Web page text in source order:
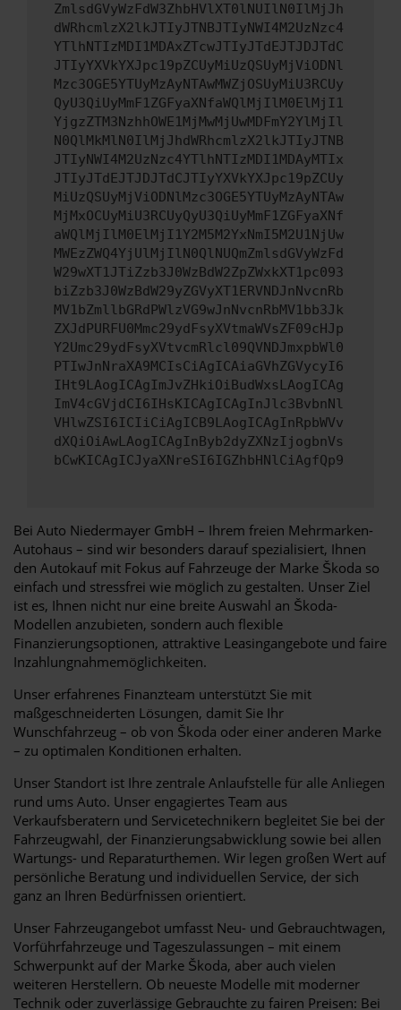
ZmlsdGVyWzFdW3ZhbHVlXT0lNUIlN0IlMjJh
dWRhcmlzX2lkJTIyJTNBJTIyNWI4M2UzNzc4
YTlhNTIzMDI1MDAxZTcwJTIyJTdEJTJDJTdC
JTIyYXVkYXJpc19pZCUyMiUzQSUyMjViODNl
Mzc3OGE5YTUyMzAyNTAwMWZjOSUyMiU3RCUy
QyU3QiUyMmF1ZGFyaXNfaWQlMjIlM0ElMjI1
YjgzZTM3NzhhOWE1MjMwMjUwMDFmY2YlMjIl
N0QlMkMlN0IlMjJhdWRhcmlzX2lkJTIyJTNB
JTIyNWI4M2UzNzc4YTlhNTIzMDI1MDAyMTIx
JTIyJTdEJTJDJTdCJTIyYXVkYXJpc19pZCUy
MiUzQSUyMjViODNlMzc3OGE5YTUyMzAyNTAw
MjMxOCUyMiU3RCUyQyU3QiUyMmF1ZGFyaXNf
aWQlMjIlM0ElMjI1Y2M5M2YxNmI5M2U1NjUw
MWEzZWQ4YjUlMjIlN0QlNUQmZmlsdGVyWzFd
W29wXT1JTiZzb3J0WzBdW2ZpZWxkXT1pc093
biZzb3J0WzBdW29yZGVyXT1ERVNDJnNvcnRb
MV1bZmllbGRdPWlzVG9wJnNvcnRbMV1bb3Jk
ZXJdPURFU0Mmc29ydFsyXVtmaWVsZF09cHJp
Y2Umc29ydFsyXVtvcmRlcl09QVNDJmxpbWl0
PTIwJnNraXA9MCIsCiAgICAiaGVhZGVycyI6
IHt9LAogICAgImJvZHkiOiBudWxsLAogICAg
ImV4cGVjdCI6IHsKICAgICAgInJlc3BvbnNl
VHlwZSI6ICIiCiAgICB9LAogICAgInRpbWVv
dXQiOiAwLAogICAgInByb2dyZXNzIjogbnVs
bCwKICAgICJyaXNreSI6IGZhbHNlCiAgfQp9
Bei Auto Niedermayer GmbH – Ihrem freien Mehrmarken-
Autohaus – sind wir besonders darauf spezialisiert, Ihnen
den Autokauf mit Fokus auf Fahrzeuge der Marke Škoda so
einfach und stressfrei wie möglich zu gestalten. Unser Ziel
ist es, Ihnen nicht nur eine breite Auswahl an Škoda-
Modellen anzubieten, sondern auch flexible
Finanzierungsoptionen, attraktive Leasingangebote und faire
Inzahlungnahmemöglichkeiten.
Unser erfahrenes Finanzteam unterstützt Sie mit
maßgeschneiderten Lösungen, damit Sie Ihr
Wunschfahrzeug – ob von Škoda oder einer anderen Marke
– zu optimalen Konditionen erhalten.
Unser Standort ist Ihre zentrale Anlaufstelle für alle Anliegen
rund ums Auto. Unser engagiertes Team aus
Verkaufsberatern und Servicetechnikern begleitet Sie bei der
Fahrzeugwahl, der Finanzierungsabwicklung sowie bei allen
Wartungs- und Reparaturthemen. Wir legen großen Wert auf
persönliche Beratung und individuellen Service, der sich
ganz an Ihren Bedürfnissen orientiert.
Unser Fahrzeugangebot umfasst Neu- und Gebrauchtwagen,
Vorführfahrzeuge und Tageszulassungen – mit einem
Schwerpunkt auf der Marke Škoda, aber auch vielen
weiteren Herstellern. Ob neueste Modelle mit moderner
Technik oder zuverlässige Gebrauchte zu fairen Preisen: Bei